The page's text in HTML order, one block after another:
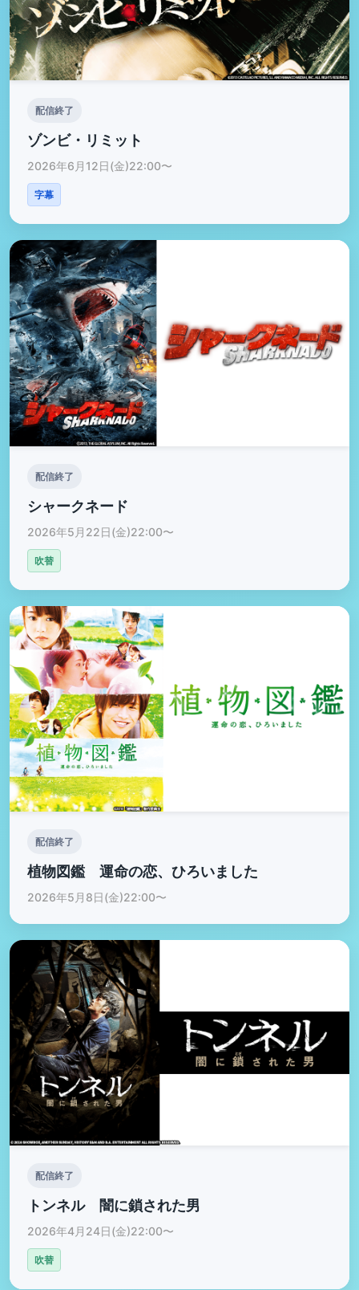
配信終了
ゾンビ・リミット
2026年6月12日(金)22:00〜
字幕
配信終了
シャークネード
2026年5月22日(金)22:00〜
吹替
配信終了
植物図鑑 運命の恋、ひろいました
2026年5月8日(金)22:00〜
配信終了
トンネル 闇に鎖された男
2026年4月24日(金)22:00〜
吹替